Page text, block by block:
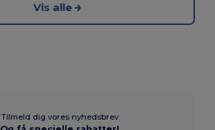
Vis alle
Tilmeld dig vores nyhedsbrev